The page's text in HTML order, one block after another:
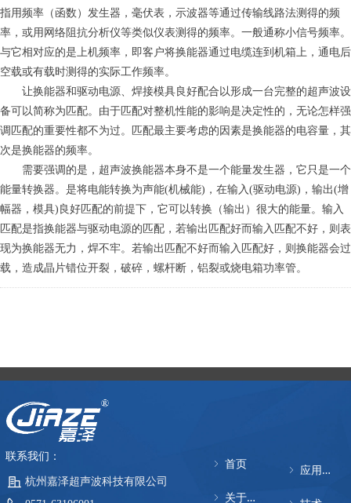
指用频率（函数）发生器，毫伏表，示波器等通过传输线路法测得的频
率，或用网络阻抗分析仪等类似仪表测得的频率。一般通称小信号频率。
与它相对应的是上机频率，即客户将换能器通过电缆连到机箱上，通电后
空载或有载时测得的实际工作频率。
让换能器和驱动电源、焊接模具良好配合以形成一台完整的超声波设
备可以简称为匹配。由于匹配对整机性能的影响是决定性的，无论怎样强
调匹配的重要性都不为过。匹配最主要考虑的因素是换能器的电容量，其
次是换能器的频率。
需要强调的是，超声波换能器本身不是一个能量发生器，它只是一个
能量转换器。是将电能转换为声能(机械能)，在输入(驱动电源)，输出(增
幅器，模具)良好匹配的前提下，它可以转换（输出）很大的能量。输入
匹配是指换能器与驱动电源的匹配，若输出匹配好而输入匹配不好，则表
现为换能器无力，焊不牢。若输出匹配不好而输入匹配好，则换能器会过
载，造成晶片错位开裂，破碎，螺杆断，铝裂或烧电箱功率管。
杭州嘉泽超声波科技有限公司
ꁇ 首页
ꁇ 关于嘉泽
ꁇ 应用领域
联系我们：